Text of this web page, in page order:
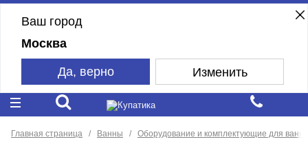
Ваш город
Москва
Да, верно Изменить
Главная страница Ванны Оборудование и комплектующие для ванн